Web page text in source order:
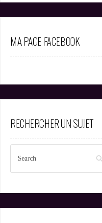
MA PAGE FACEBOOK
RECHERCHER UN SUJET